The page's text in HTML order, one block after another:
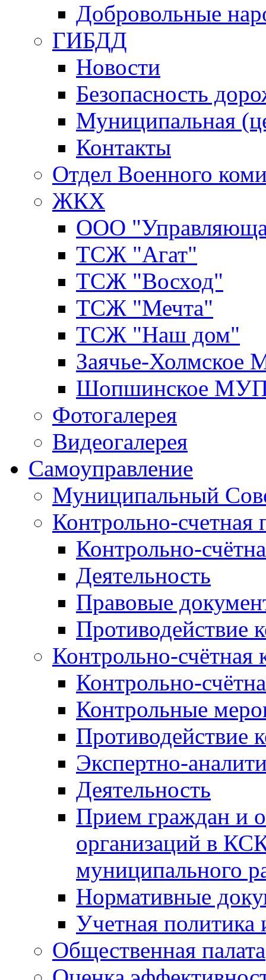
Добровольные
ГИБДД
Новости
Безопасность
Муниципальная
Контакты
Отдел Военного
ЖКХ
ООО
ТСЖ "Агат"
ТСЖ "Восход"
ТСЖ "Мечта"
ТСЖ "Наш дом"
Заячье-
Шопшинское
Фотогалерея
Видеогалерея
Самоуправление
Муниципальный
Контрольно-счетная
Контрольно-
Деятельность
Правовые
Противодействие
Контрольно-счётная
Контрольно-
Контрольные
Противодействие
Экспертно-
Деятельность
Прием граждан и
организаций в
муниципального
Нормативные
Учетная политика
Общественная палата